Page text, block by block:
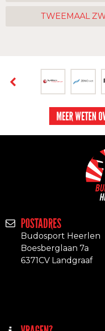
TWEEMAAL
MEER WETEN
POSTADRES
Budosport Heerlen
Boesberglaan 7a
6371CV Landgraaf